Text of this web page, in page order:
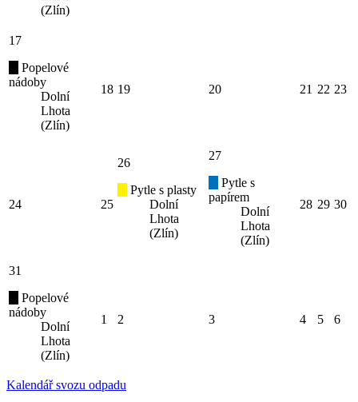
(Zlín)
17
Popelové
nádoby
Dolní
Lhota
(Zlín)
18 19 20 21 22 23
24 25
26
Pytle s plasty
Dolní
Lhota
(Zlín)
27
Pytle s
papírem
Dolní
Lhota
(Zlín)
28 29 30
31
Popelové
nádoby
Dolní
Lhota
(Zlín)
1 2 3 4 5 6
Kalendář svozu odpadu